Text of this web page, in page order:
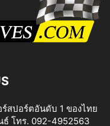
สปอร์ตอันดับ 1 ของไทย
โทร. 092-4952563